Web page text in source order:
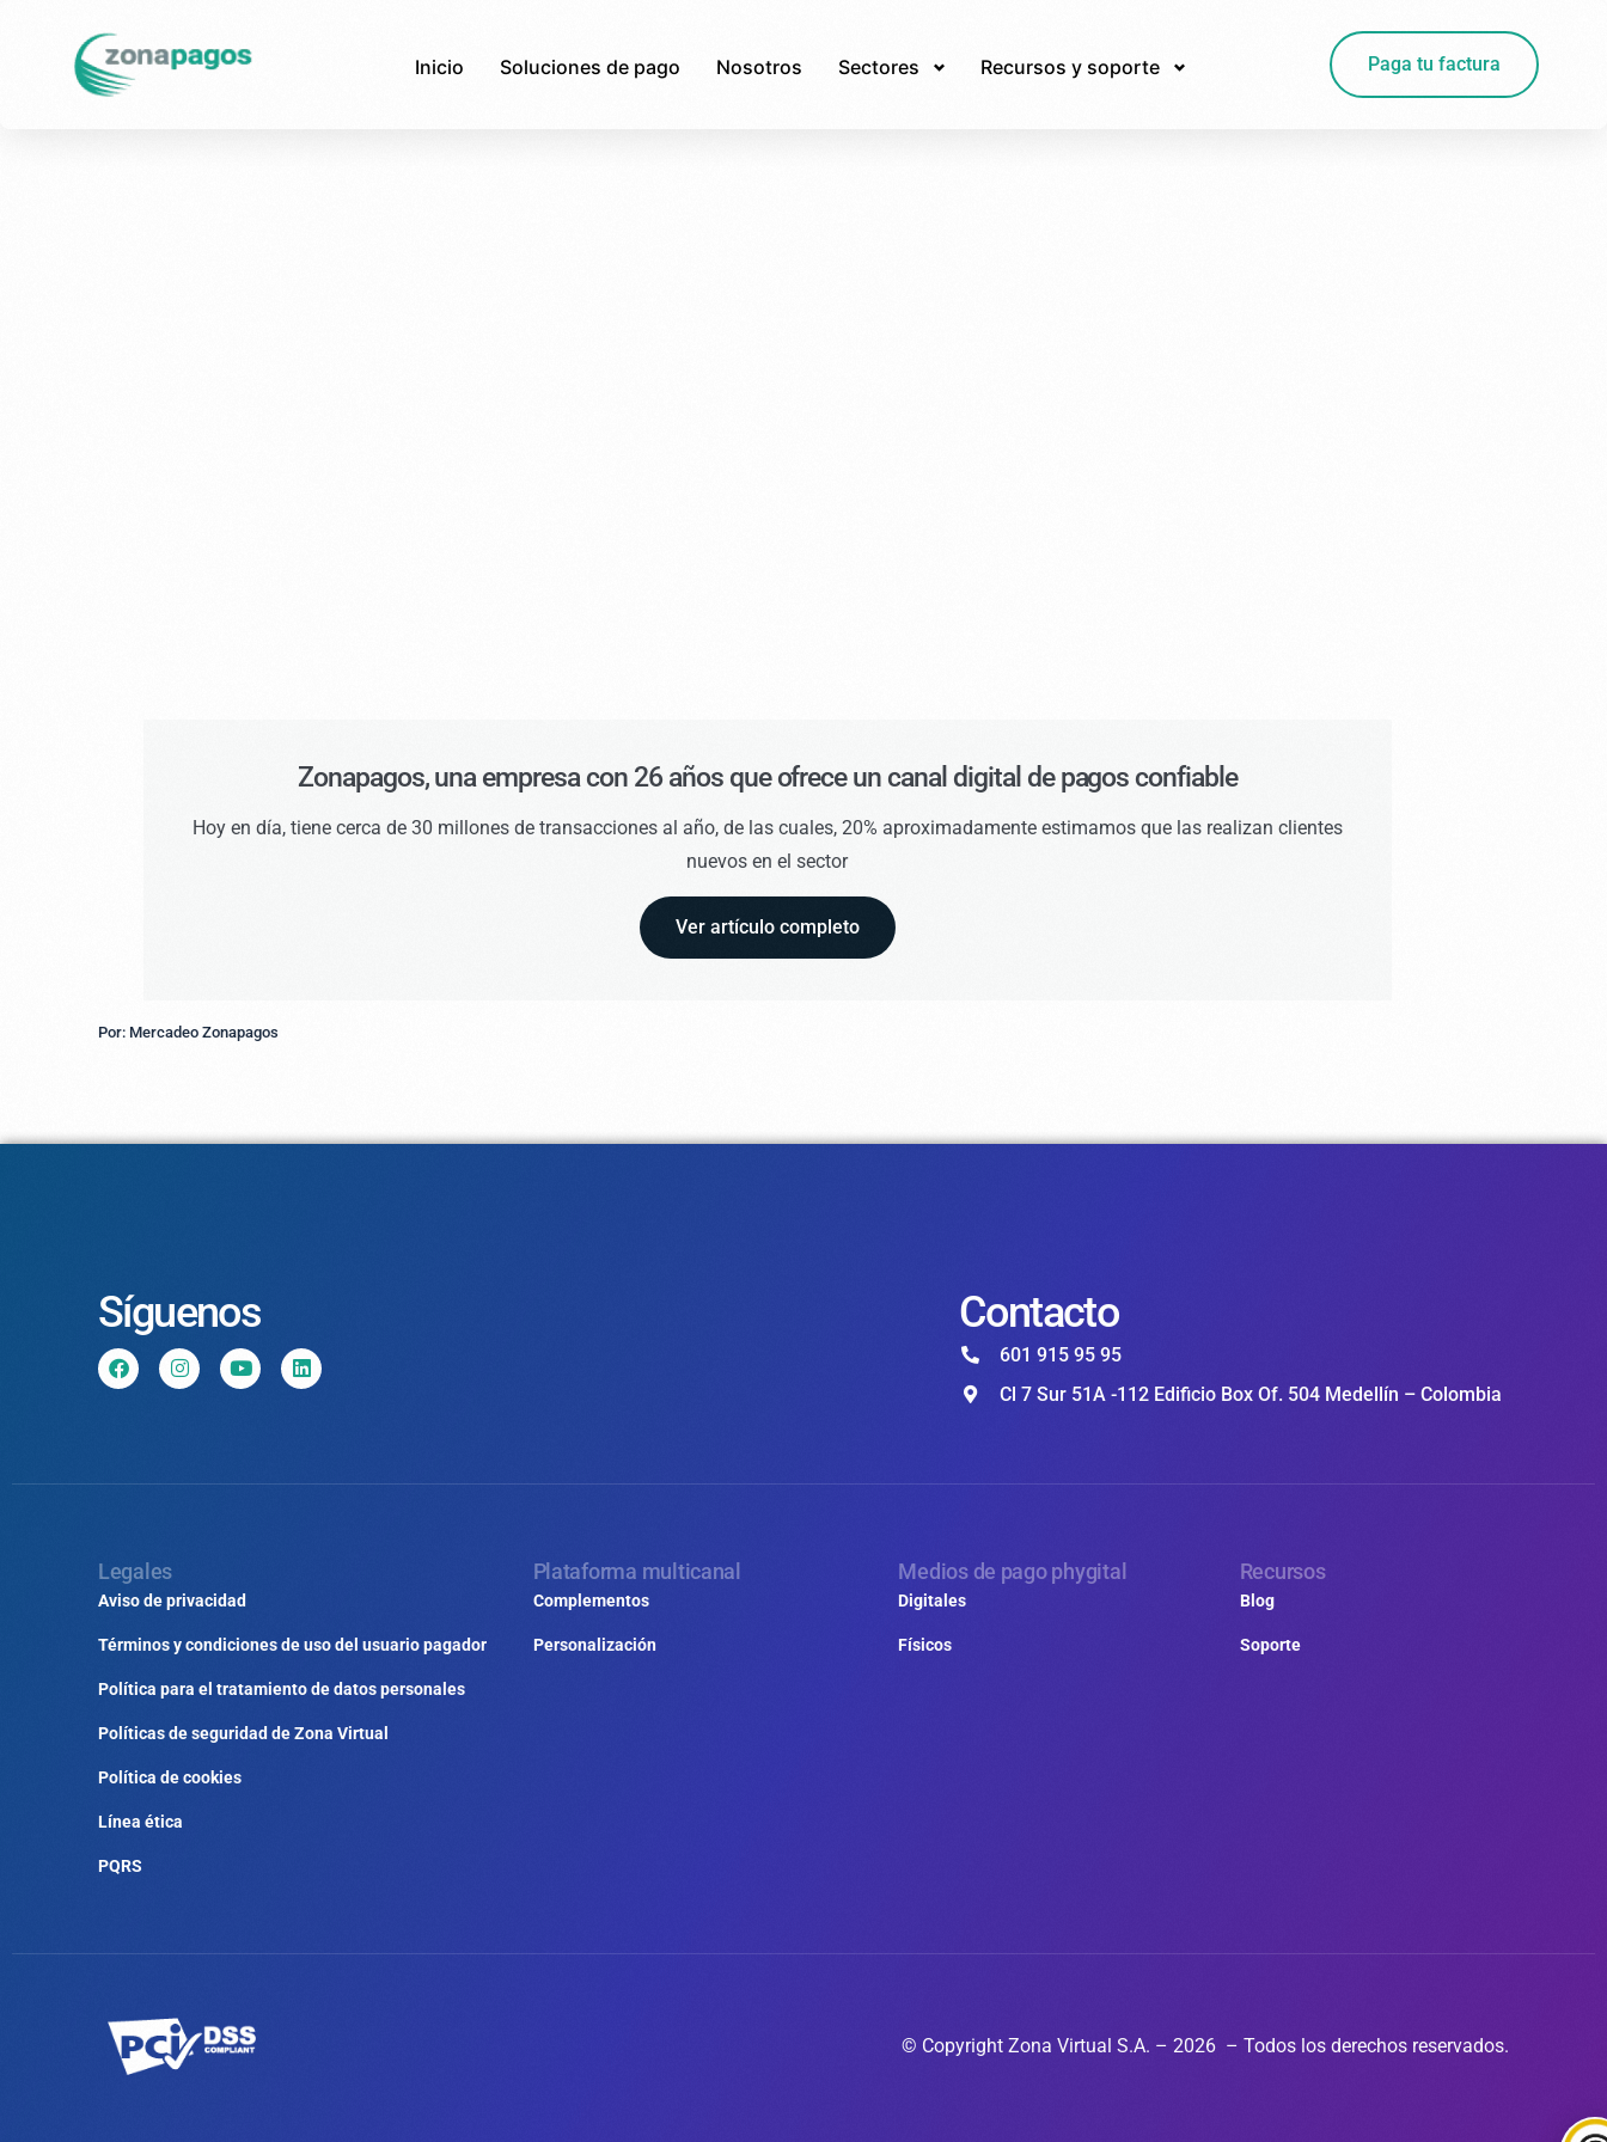
Inicio Soluciones de pago Nosotros Sectores Recursos y soporte Paga tu factura
Zonapagos, una empresa con 26 años que ofrece un canal digital de pagos confiable
Hoy en día, tiene cerca de 30 millones de transacciones al año, de las cuales, 20% aproximadamente estimamos que las realizan clientes
nuevos en el sector
Ver artículo completo
Por: Mercadeo Zonapagos
Síguenos Contacto
601 915 95 95
Cl 7 Sur 51A -112 Edificio Box Of. 504 Medellín – Colombia
Legales
Aviso de privacidad
Términos y condiciones de uso del usuario pagador
Política para el tratamiento de datos personales
Políticas de seguridad de Zona Virtual
Política de cookies
Línea ética
PQRS
Plataforma multicanal
Complementos
Personalización
Medios de pago phygital
Digitales
Físicos
Recursos
Blog
Soporte
© Copyright Zona Virtual S.A. – 2026 – Todos los derechos reservados.